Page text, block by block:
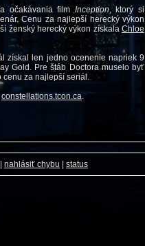
očakávania filmInception, ktorý si
Cenu za najlepší herecký výkon
ženský herecký výkon získalaChloe
získal len jedno ocenenie napriek 9
Gold. Pre štáb Doctora muselo byť
cenu za najlepší seriál.
constellations.tcon.ca.
nahlásiť chybu status